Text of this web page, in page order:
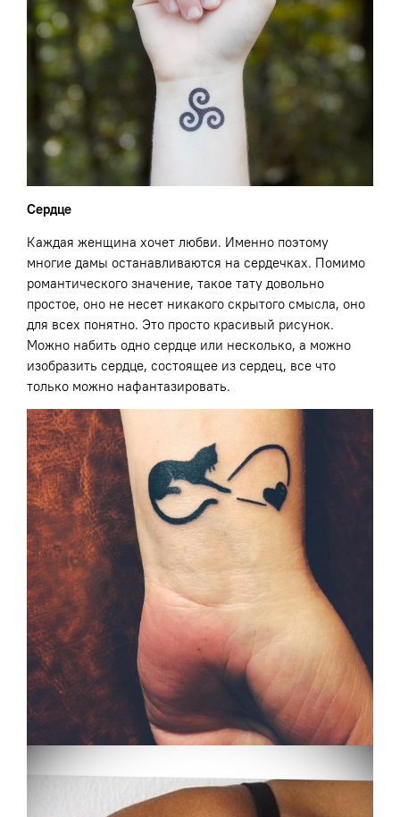
Сердце
Каждая женщина хочет любви. Именно поэтому
многие дамы останавливаются на сердечках. Помимо
романтического значение, такое тату довольно
простое, оно не несет никакого скрытого смысла, оно
для всех понятно. Это просто красивый рисунок.
Можно набить одно сердце или несколько, а можно
изобразить сердце, состоящее из сердец, все что
только можно нафантазировать.